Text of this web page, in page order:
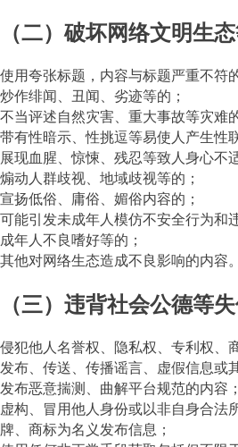
（二）破坏网络文明生
使用夸张标题，内容与标题严重不符
炒作绯闻、丑闻、劣迹等的；
不当评述自然灾害、重大事故等灾难
带有性暗示、性挑逗等易使人产生性
展现血腥、惊悚、残忍等致人身心不
煽动人群歧视、地域歧视等的；
宣扬低俗、庸俗、媚俗内容的；
可能引发未成年人模仿不安全行为和
成年人不良嗜好等的；
其他对网络生态造成不良影响的内容。
（三）违背社会公德等
侵犯他人名誉权、隐私权、专利权、
发布、传送、传播谣言、虚假信息或
发布恶意揣测、曲解平台规范的内容；
虚构、冒用他人身份或以非自身合法
牌、商标为名义发布信息；